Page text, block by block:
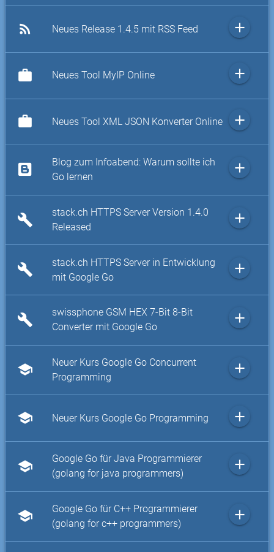
rss_feed Neues Release 1.4.5 mit RSS Feed add
work Neues Tool MyIP Online add
work Neues Tool XML JSON Konverter Online add
Blog zum Infoabend: Warum sollte ich
Go lernen
add
build
stack.ch HTTPS Server Version 1.4.0
Released
add
build
stack.ch HTTPS Server in Entwicklung
mit Google Go
add
build
swissphone GSM HEX 7-Bit 8-Bit
Converter mit Google Go
add
school
Neuer Kurs Google Go Concurrent
Programming
add
school Neuer Kurs Google Go Programming add
school
Google Go für Java Programmierer
(golang for java programmers)
add
school
Google Go für C++ Programmierer
(golang for c++ programmers)
add